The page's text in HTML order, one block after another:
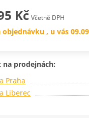
Kč Včetně DPH
objednávku , u vás
na prodejnách:
Praha
Liberec